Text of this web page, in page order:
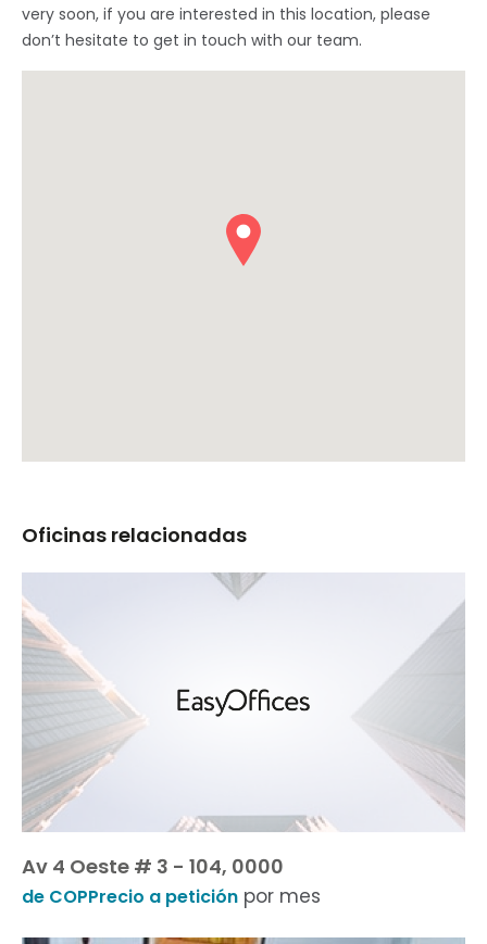
very soon, if you are interested in this location, please
don’t hesitate to get in touch with our team.
Oficinas relacionadas
Av 4 Oeste # 3 - 104, 0000
de COPPrecio a petición por mes